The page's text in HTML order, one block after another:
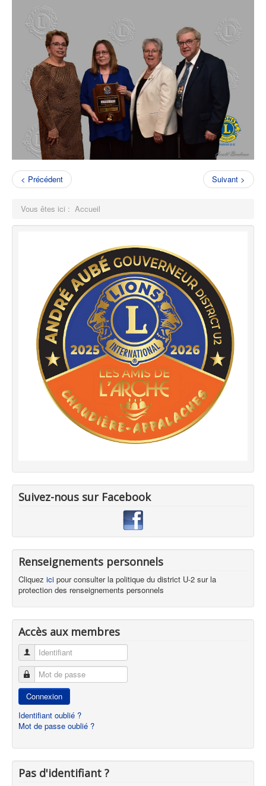
< Précédent Suivant >
Vous êtes ici : Accueil
Suivez-nous sur Facebook
Renseignements personnels
Cliquez ici pour consulter la politique du district U-2 sur la
protection des renseignements personnels
Accès aux membres
Identifiant
Mot de passe
Connexion
Identifiant oublié ?
Mot de passe oublié ?
Pas d'identifiant ?